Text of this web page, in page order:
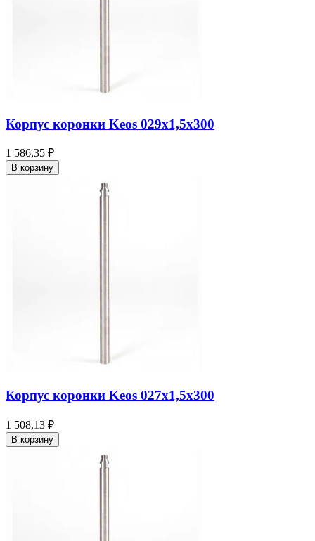
Корпус коронки Keos 029x1,5x300
1 586,35 ₽
В корзину
Корпус коронки Keos 027x1,5x300
1 508,13 ₽
В корзину